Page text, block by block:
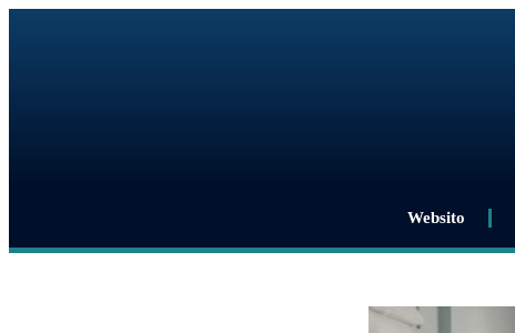
Websito